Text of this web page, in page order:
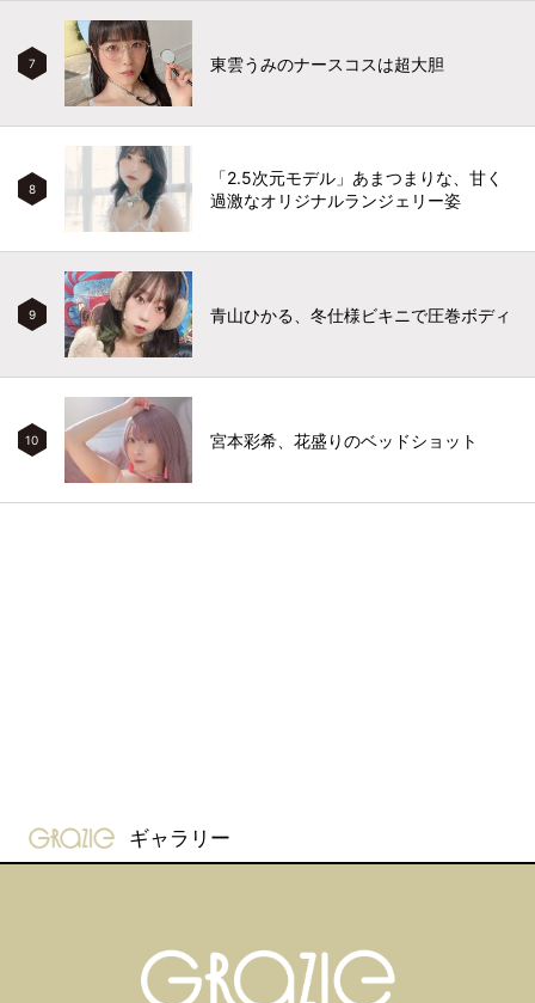
7 東雲うみのナースコスは超大胆
8
「2.5次元モデル」あまつまりな、甘く
過激なオリジナルランジェリー姿
9 青山ひかる、冬仕様ビキニで圧巻ボディ
10 宮本彩希、花盛りのベッドショット
gravure-grazie
ギャラリー